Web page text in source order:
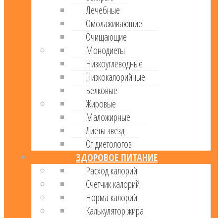
Лечебные
Омолаживающие
Очищающие
Монодиеты
Низкоуглеводные
Низкокалорийные
Белковые
Жировые
Маложирные
Диеты звезд
От диетологов
ЗДОРОВОЕ ПИТАНИЕ
Расход калорий
Cчетчик калорий
Норма калорий
Калькулятор жира